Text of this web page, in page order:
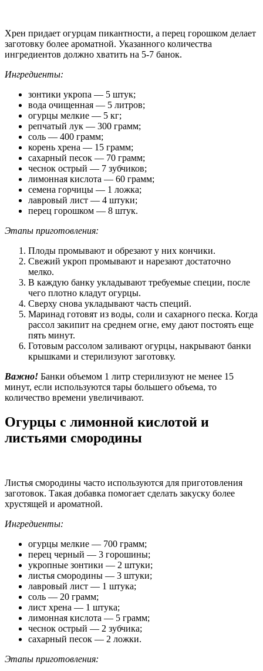
Хрен придает огурцам пикантности, а перец горошком делает
заготовку более ароматной. Указанного количества
ингредиентов должно хватить на 5-7 банок.
Ингредиенты:
зонтики укропа — 5 штук;
вода очищенная — 5 литров;
огурцы мелкие — 5 кг;
репчатый лук — 300 грамм;
соль — 400 грамм;
корень хрена — 15 грамм;
сахарный песок — 70 грамм;
чеснок острый — 7 зубчиков;
лимонная кислота — 60 грамм;
семена горчицы — 1 ложка;
лавровый лист — 4 штуки;
перец горошком — 8 штук.
Этапы приготовления:
Плоды промывают и обрезают у них кончики.
Свежий укроп промывают и нарезают достаточно
мелко.
В каждую банку укладывают требуемые специи, после
чего плотно кладут огурцы.
Сверху снова укладывают часть специй.
Маринад готовят из воды, соли и сахарного песка. Когда
рассол закипит на среднем огне, ему дают постоять еще
пять минут.
Готовым рассолом заливают огурцы, накрывают банки
крышками и стерилизуют заготовку.
Важно! Банки объемом 1 литр стерилизуют не менее 15
минут, если используются тары большего объема, то
количество времени увеличивают.
Огурцы с лимонной кислотой и
листьями смородины
Листья смородины часто используются для приготовления
заготовок. Такая добавка помогает сделать закуску более
хрустящей и ароматной.
Ингредиенты:
огурцы мелкие — 700 грамм;
перец черный — 3 горошины;
укропные зонтики — 2 штуки;
листья смородины — 3 штуки;
лавровый лист — 1 штука;
соль — 20 грамм;
лист хрена — 1 штука;
лимонная кислота — 5 грамм;
чеснок острый — 2 зубчика;
сахарный песок — 2 ложки.
Этапы приготовления: